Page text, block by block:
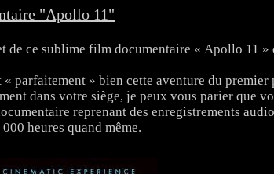
"Apollo 11"
de ce sublime film documentaire « Apollo 11
parfaitement » bien cette aventure du premier
dans votre siège, je peux vous parier que
reprenant des enregistrements
heures quand même.